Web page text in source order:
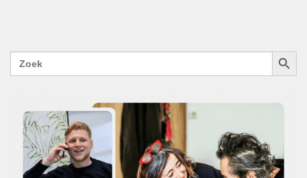
Zoek
naar: